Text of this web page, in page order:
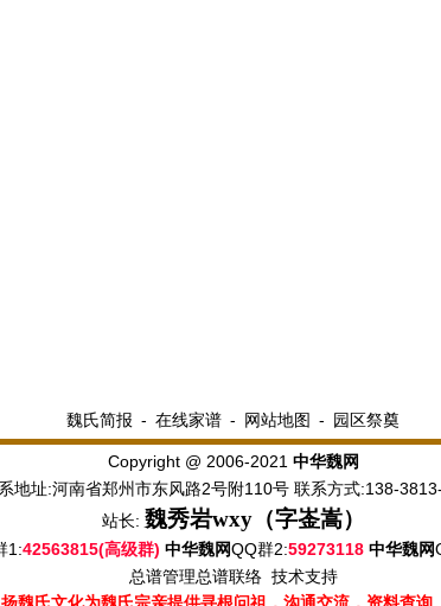
魏氏简报 - 在线家谱 - 网站地图 - 园区祭奠
Copyright @ 2006-2021 中华魏网
地址:河南省郑州市东风路2号附110号 联系方式:138-
站长: 魏秀岩wxy（字崟嵩）
1:42563815(高级群) 中华魏网QQ群2:59273118 中华魏网
总谱管理总谱联络 技术支持